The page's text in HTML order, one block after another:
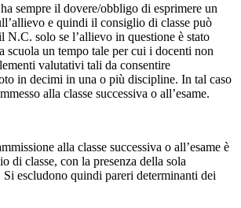
sempre il dovere/obbligo di esprimere un
e quindi il consiglio di classe può
N.C. solo se l’allievo in questione è stato
scuola un tempo tale per cui i docenti non
valutativi tali da consentire
in decimi in una o più discipline. In tal caso
alla classe successiva o all’esame.
alla classe successiva o all’esame è
di classe, con la presenza della sola
Si escludono quindi pareri determinanti dei